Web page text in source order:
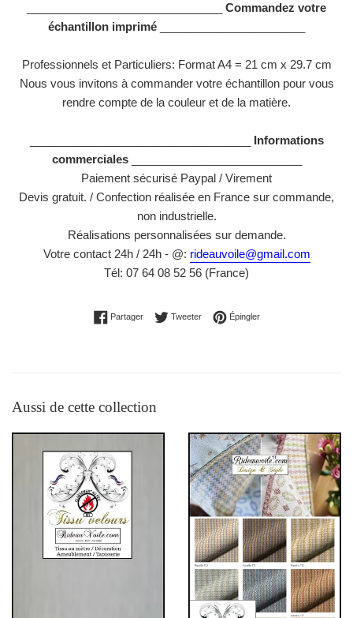
Commandez votre
échantillon imprimé
Professionnels et Particuliers: Format A4 = 21 cm x 29.7 cm
Nous vous invitons à commander votre échantillon pour vous
rendre compte de la couleur et de la matière.
Informations
commerciales___________________________
Paiement sécurisé Paypal / Virement
Devis gratuit. / Confection réalisée en France sur commande,
non industrielle.
Réalisations personnalisées sur demande.
Votre contact 24h / 24h - @: rideauvoile@gmail.com
Tél: 07 64 08 52 56 (France)
PartagerPartager sur Facebook
TweeterTweeter sur Twitter
ÉpinglerÉpingler sur Pinterest
Aussi de cette collection